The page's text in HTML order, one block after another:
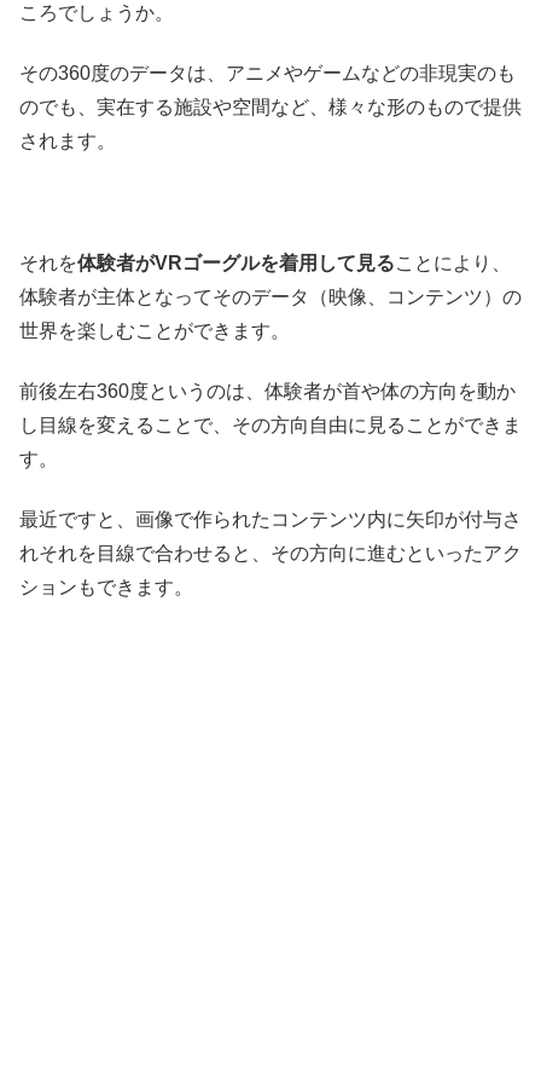
ころでしょうか。
その360度のデータは、アニメやゲームなどの非現実のも
のでも、実在する施設や空間など、様々な形のもので提供
されます。
それを体験者がVRゴーグルを着用して見ることにより、
体験者が主体となってそのデータ（映像、コンテンツ）の
世界を楽しむことができます。
前後左右360度というのは、体験者が首や体の方向を動か
し目線を変えることで、その方向自由に見ることができま
す。
最近ですと、画像で作られたコンテンツ内に矢印が付与さ
れそれを目線で合わせると、その方向に進むといったアク
ションもできます。